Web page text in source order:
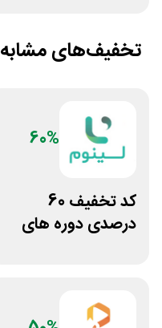
تخفیف‌های مشابه
60%
کد تخفیف 60
درصدی دوره های